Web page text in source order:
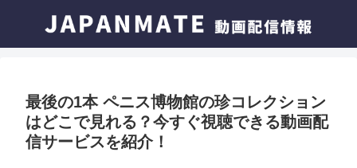
最後の1本 ペニス博物館の珍コレクション
はどこで見れる？今すぐ視聴できる動画配
信サービスを紹介！